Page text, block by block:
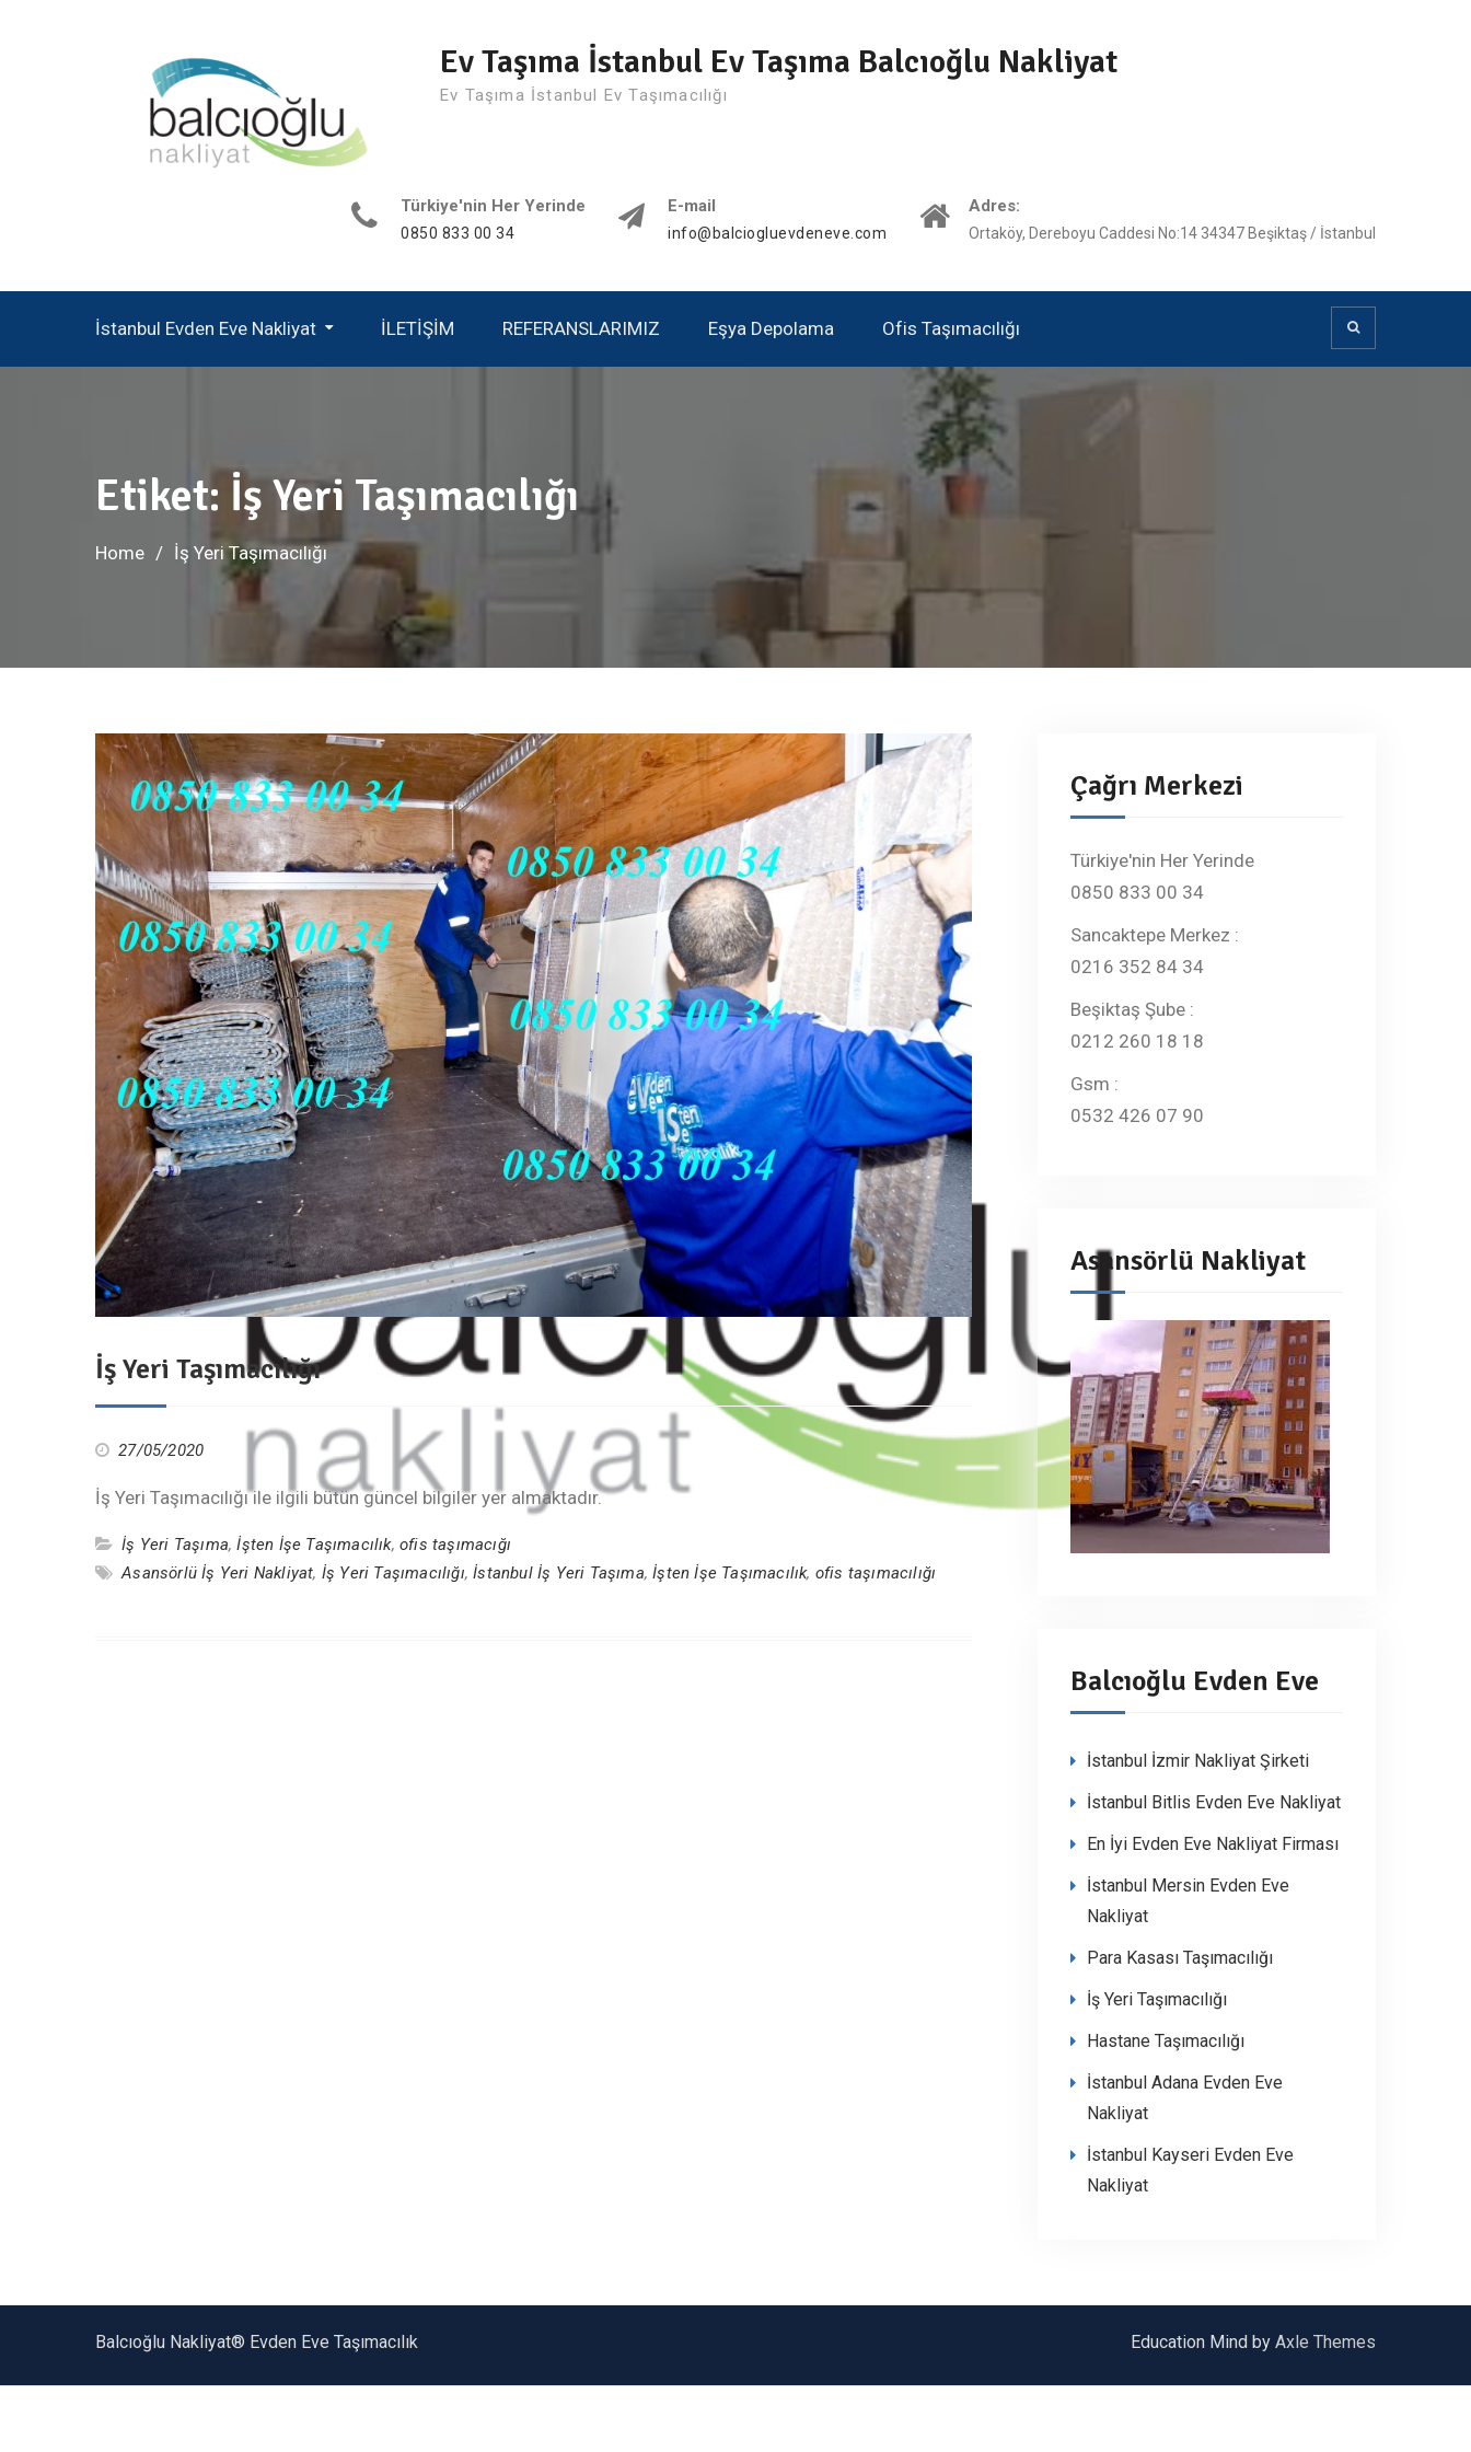
Ev Taşıma İstanbul Ev Taşıma Balcıoğlu Nakliyat
Ev Taşıma İstanbul Ev Taşımacılığı
Türkiye'nin Her Yerinde
0850 833 00 34
E-mail
info@balciogluevdeneve.com
Adres:
Ortaköy, Dereboyu Caddesi No:14 34347 Beşiktaş / İstanbul
İstanbul Evden Eve Nakliyat İLETİŞİM REFERANSLARIMIZ Eşya Depolama Ofis Taşımacılığı
Etiket: İş Yeri Taşımacılığı
Home İş Yeri Taşımacılığı
İş Yeri Taşımacılığı
27/05/2020
İş Yeri Taşımacılığı ile ilgili bütün güncel bilgiler yer almaktadır.
İş Yeri Taşıma,İşten İşe Taşımacılık,ofis taşımacığı
Asansörlü İş Yeri Nakliyat, İş Yeri Taşımacılığı,İstanbul İş Yeri Taşıma,İşten İşe Taşımacılık, ofis taşımacılığı
Çağrı Merkezi
Türkiye'nin Her Yerinde
0850 833 00 34
Sancaktepe Merkez :
0216 352 84 34
Beşiktaş Şube :
0212 260 18 18
Gsm :
0532 426 07 90
Asansörlü Nakliyat
Balcıoğlu Evden Eve
İstanbul İzmir Nakliyat Şirketi
İstanbul Bitlis Evden Eve Nakliyat
En İyi Evden Eve Nakliyat Firması
İstanbul Mersin Evden Eve
Nakliyat
Para Kasası Taşımacılığı
İş Yeri Taşımacılığı
Hastane Taşımacılığı
İstanbul Adana Evden Eve
Nakliyat
İstanbul Kayseri Evden Eve
Nakliyat
Balcıoğlu Nakliyat® Evden Eve Taşımacılık Education Mind by Axle Themes